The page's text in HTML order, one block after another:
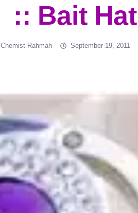
:: Bait
Chemist Rahmah September 19, 2011